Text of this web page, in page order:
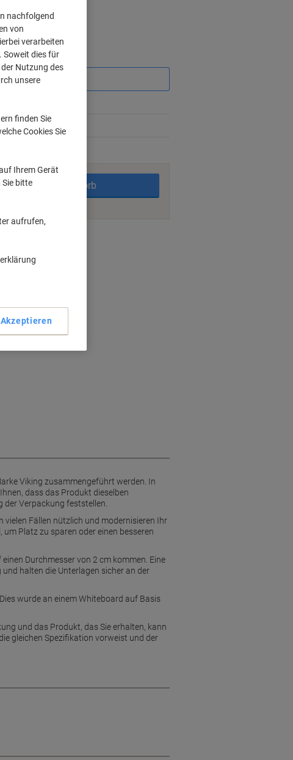
In den Warenkorb
Viking zusammengeführt werden. In
dass das Produkt dieselben
der Verpackung feststellen.
vielen Fällen nützlich und modernisieren Ihr
Platz zu sparen oder einen besseren
Durchmesser von 2 cm kommen. Eine
halten die Unterlagen sicher an der
wurde an einem Whiteboard auf Basis
und das Produkt, das Sie erhalten, kann
gleichen Spezifikation vorweist und der
nachfolgend
von
verarbeiten
Soweit dies für
Nutzung des
unsere
finden Sie
Cookies Sie
Ihrem Gerät
bitte
aufrufen,
Akzeptieren